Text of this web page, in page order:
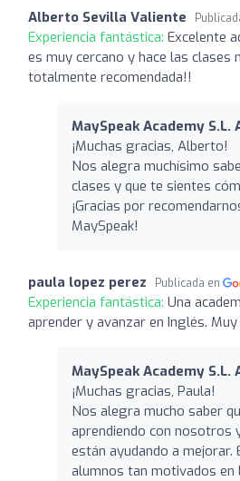
Alberto Sevilla Valiente
Experiencia fantástica: Excelente
es muy cercano y hace las clases
totalmente recomendada!!
MaySpeak Academy S.L.
¡Muchas gracias, Alberto!
Nos alegra muchísimo
clases y que te sientes
¡Gracias por
MaySpeak!
paula lopez perez Publicada en
Experiencia fantástica: Una
aprender y avanzar en Inglés.
MaySpeak Academy S.L.
¡Muchas gracias, Paula!
Nos alegra mucho saber
aprendiendo con nosotros
están ayudando a mejorar.
alumnos tan motivados en